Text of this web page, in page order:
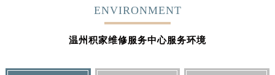
ENVIRONMENT
温州积家维修服务中心服务环境